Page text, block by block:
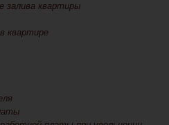
залива квартиры
квартире